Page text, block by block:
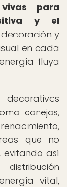
para
y el
y
en cada
fluya
conejos,
que no
evitando así
vital,